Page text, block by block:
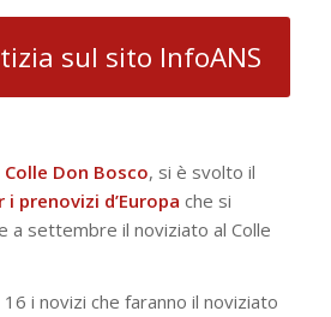
sul sito InfoANS
Colle Don Bosco, si è svolto il
prenovizi d’Europa che si
a settembre il noviziato al Colle
i novizi che faranno il noviziato